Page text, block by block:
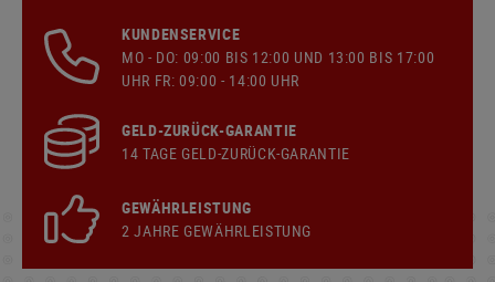
KUNDENSERVICE
MO - DO: 09:00 BIS 12:00 UND 13:00 BIS 17:00
UHR FR: 09:00 - 14:00 UHR
GELD-ZURÜCK-GARANTIE
14 TAGE GELD-ZURÜCK-GARANTIE
GEWÄHRLEISTUNG
2 JAHRE GEWÄHRLEISTUNG